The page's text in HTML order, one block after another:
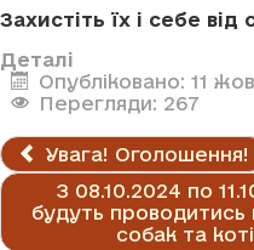
Захистіть їх і себе від
Деталі
Опубліковано: 11
Перегляди: 267
Увага! Оголошення!
З 08.10.2024 по
будуть проводитись
собак та